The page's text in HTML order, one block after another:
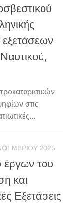
εξετάσεων
στις
2025
έργων του
και
Εξετάσεις